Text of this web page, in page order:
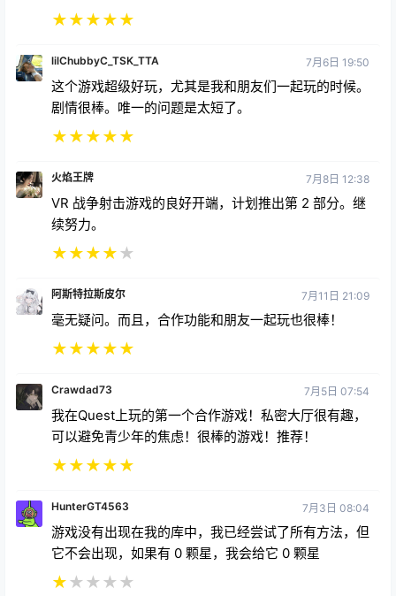
★★★★★
lilChubbyC_TSK_TTA 7月6日 19:50
这个游戏超级好玩，尤其是我和朋友们一起玩的时候。
剧情很棒。唯一的问题是太短了。
★★★★★
火焰王牌 7月8日 12:38
VR 战争射击游戏的良好开端，计划推出第 2 部分。继
续努力。
★★★★★
阿斯特拉斯皮尔 7月11日 21:09
毫无疑问。而且，合作功能和朋友一起玩也很棒！
★★★★★
Crawdad73 7月5日 07:54
我在Quest上玩的第一个合作游戏！私密大厅很有趣，
可以避免青少年的焦虑！很棒的游戏！推荐！
★★★★★
HunterGT4563 7月3日 08:04
游戏没有出现在我的库中，我已经尝试了所有方法，但
它不会出现，如果有 0 颗星，我会给它 0 颗星
★★ ★ ★ ★